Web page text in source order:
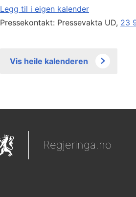
Legg til i eigen kalender
Pressekontakt: Pressevakta UD, 23
Vis heile kalenderen
Regjeringa.no